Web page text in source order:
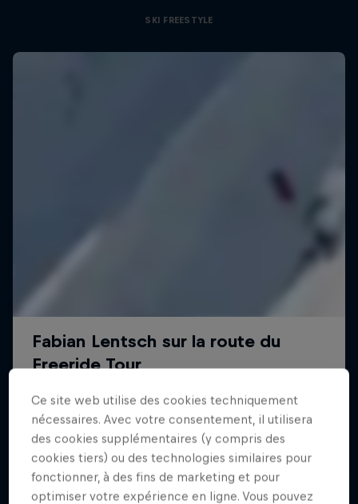
SKI FREESTYLE
Ce site web utilise des cookies techniquement
nécessaires. Avec votre consentement, il utilisera
des cookies supplémentaires (y compris des
cookies tiers) ou des technologies similaires pour
fonctionner, à des fins de marketing et pour
optimiser votre expérience en ligne. Vous pouvez